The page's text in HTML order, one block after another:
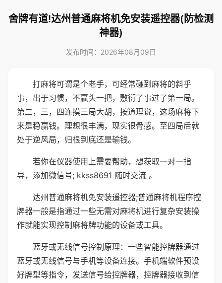
舍牌有道!达州普通麻将机免安装遥控器(防检测
神器)
发布时间：2026年08月09日
打麻将可谓是个老手，可经常碰到麻将的斜乎
事，出于习惯，不赢头一把，敷衍了事过了第一局。
第二，三，四连摸三局大胡，按道理说，这场麻将下
来是稳赢钱。理想很丰满，现实很骨感。至四局后就
处于逆风局，归根到底还是输钱。
若你在仪器使用上需要帮助，想获取一对一指
导，添加微信号; kkss8691 随时交流 。
达州普通麻将机免安装遥控器;普通麻将机程序控
牌器一般是指通过一些无需对麻将机进行复杂安装操
作就能实现控制麻将牌功能的设备或工具。
蓝牙或无线信号控制原理：一些智能控牌器通过
蓝牙或无线信号与手机等设备连接。手机端软件预设
好牌型等指令，发送信号给控牌器，控牌器接收到信